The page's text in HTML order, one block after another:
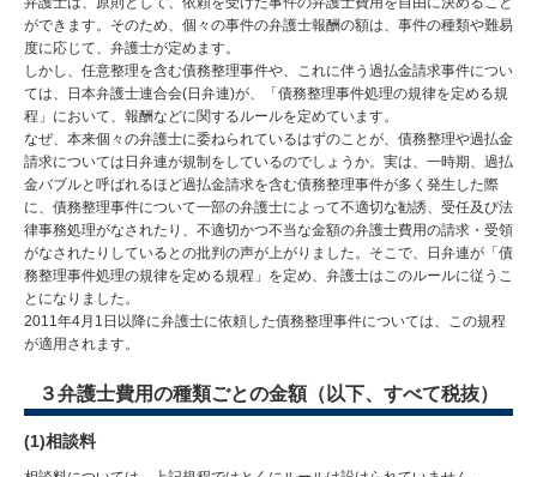
ができます。そのため、個々の事件の弁護士報酬の額は、事件の種類や難易
度に応じて、弁護士が定めます。
しかし、任意整理を含む債務整理事件や、これに伴う過払金請求事件につい
ては、日本弁護士連合会(日弁連)が、「債務整理事件処理の規律を定める規
程」において、報酬などに関するルールを定めています。
なぜ、本来個々の弁護士に委ねられているはずのことが、債務整理や過払金
請求については日弁連が規制をしているのでしょうか。実は、一時期、過払
金バブルと呼ばれるほど過払金請求を含む債務整理事件が多く発生した際
に、債務整理事件について一部の弁護士によって不適切な勧誘、受任及び法
律事務処理がなされたり、不適切かつ不当な金額の弁護士費用の請求・受領
がなされたりしているとの批判の声が上がりました。そこで、日弁連が「債
務整理事件処理の規律を定める規程」を定め、弁護士はこのルールに従うこ
とになりました。
2011年4月1日以降に弁護士に依頼した債務整理事件については、この規程
が適用されます。
３弁護士費用の種類ごとの金額（以下、すべて税抜）
(1)相談料